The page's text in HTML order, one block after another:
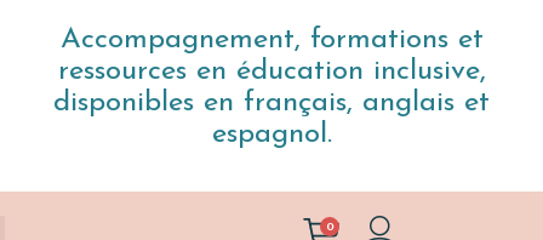
Accompagnement, formations et
ressources en éducation inclusive,
disponibles en français, anglais et
espagnol.
0